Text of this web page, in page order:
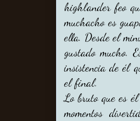
highlander feo
muchacho es
ella. Desde el
gustado mucho.
insistencia de él
el final.
Lo bruto que es
momentos